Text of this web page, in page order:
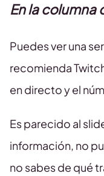
En la columna
Puedes ver una
recomienda
en directo y el
Es parecido al
información, no
no sabes de qué